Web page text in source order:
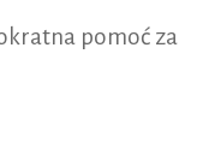
pomoć za